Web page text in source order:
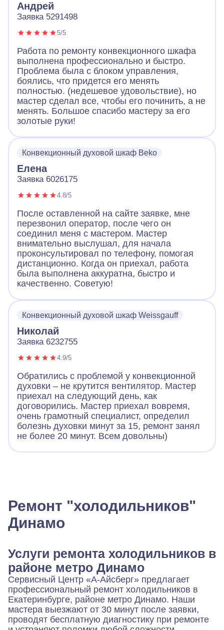
Андрей
Заявка 5291498
5/5
Работа по ремонту конвекционного шкафа
выполнена профессионально и быстро.
Проблема была с блоком управления,
боялись, что придется его менять
полностью. (недешевое удовольствие), но
мастер сделал все, чтобы его починить, а не
менять. Большое спасибо мастеру за его
золотые руки!
Конвекционный духовой шкаф Beko
Елена
Заявка 6026175
4.8/5
После оставленной на сайте заявке, мне
перезвонил оператор, после чего он
соединил меня с мастером. Мастер
внимательно выслушал, для начала
проконсультировал по телефону, помогая
дистанционно. Когда он приехал, работа
была выполнена аккуратна, быстро и
качественно. Советую!
Конвекционный духовой шкаф Weissgauff
Николай
Заявка 6232755
4.9/5
Обратились с проблемой у конвекционной
духовки – не крутится вентилятор. Мастер
приехал на следующий день, как
договорились. Мастер приехал вовремя,
очень грамотный специалист, определил
болезнь духовки минут за 15, ремонт занял
не более 20 минут. Всем довольны)
Ремонт "холодильников"
Динамо
Услуги ремонта холодильников в
районе метро Динамо
Сервисный Центр «А-Айсберг» предлагает
профессиональный ремонт холодильников в
Екатеринбурге, районе метро Динамо. Наши
мастера выезжают от 30 минут после заявки,
проводят бесплатную диагностику при ремонте